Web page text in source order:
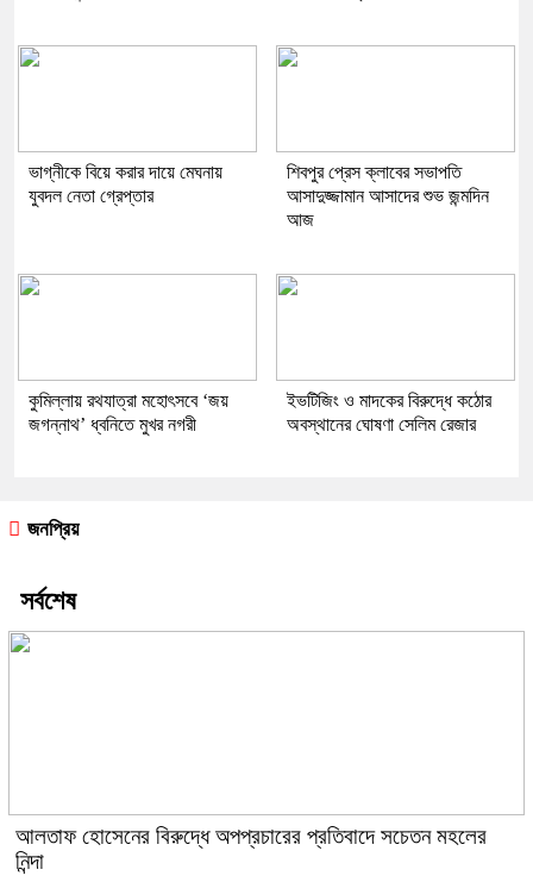
ভাগ্নীকে বিয়ে করার দায়ে মেঘনায়
যুবদল নেতা গ্রেপ্তার
শিবপুর প্রেস ক্লাবের সভাপতি
আসাদুজ্জামান আসাদের শুভ জন্মদিন
আজ
কুমিল্লায় রথযাত্রা মহোৎসবে ‘জয়
জগন্নাথ’ ধ্বনিতে মুখর নগরী
ইভটিজিং ও মাদকের বিরুদ্ধে কঠোর
অবস্থানের ঘোষণা সেলিম রেজার
জনপ্রিয়
সর্বশেষ
আলতাফ হোসেনের বিরুদ্ধে অপপ্রচারের প্রতিবাদে সচেতন মহলের
নিন্দা